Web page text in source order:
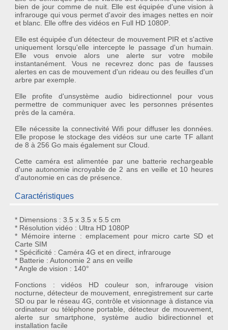
bien de jour comme de nuit. Elle est équipée d'une vision à
infrarouge qui vous permet d'avoir des images nettes en noir
et blanc. Elle offre des vidéos en Full HD 1080P.
Elle est équipée d'undétecteur de mouvement PIR et s'active
uniquement lorsqu'elle intercepte le passage d'un humain.
Elle vous envoie alors une alerte sur votre mobile
instantanément. Vous ne recevrez donc pas de fausses
alertes en cas de mouvement d'un rideau ou des feuilles d'un
arbre par exemple.
Elle profite d'unsystème audio bidirectionnel pour vous
permettre de communiquer avec les personnes présentes
près de la caméra.
Elle nécessite la connectivité Wifi pour diffuser les données.
Elle propose le stockage des vidéos sur une carte TF allant
de 8 à 256 Go mais également sur Cloud
Cette caméra est alimentée par une batterie rechargeable
d'une autonomie incroyable de 2 ans en veille et 10 heures
d'autonomie en cas de présence.
Caractéristiques
* Dimensions : 3.5 x 3.5 x 5.5 cm
* Résolution vidéo : Ultra HD 1080P
* Mémoire interne : emplacement pour micro carte SD et
Carte SIM
* Spécificité : Caméra 4G et en direct, infrarouge
* Batterie : Autonomie 2 ans en veille
* Angle de vision : 140°
Fonctions : vidéos HD couleur son, infrarouge vision
nocturne, détecteur de mouvement, enregistrement sur carte
SD ou par le réseau 4G, contrôle et visionnage à distance via
ordinateur ou téléphone portable, détecteur de mouvement,
alerte sur smartphone, système audio bidirectionnel et
installation facile